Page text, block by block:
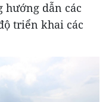
hướng dẫn các
triển khai các